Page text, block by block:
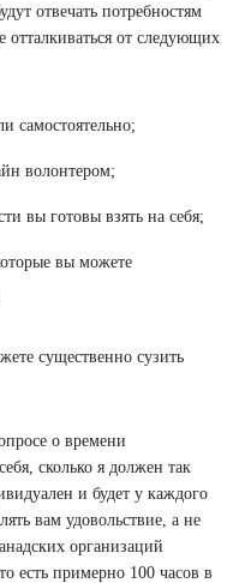
отвечать потребностям
от следующих
самостоятельно;
волонтером;
вы готовы взять на себя;
вы можете
существенно сузить
о времени
сколько я должен так
и будет у каждого
вам удовольствие, а не
организаций
есть примерно 100 часов в